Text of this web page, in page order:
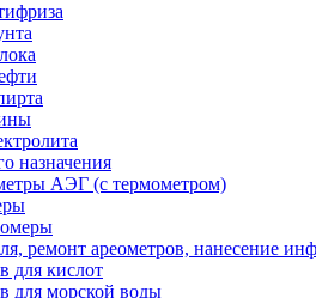
назначения
АЭГ (с термометром)
ремонт ареометров, нанесение
для кислот
для морской воды